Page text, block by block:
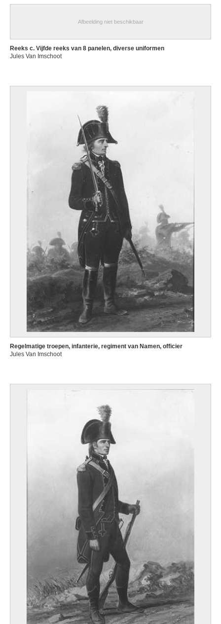
Afbeelding niet beschikbaar
Reeks c. Vijfde reeks van 8 panelen, diverse uniformen
Jules Van Imschoot
Regelmatige troepen, infanterie, regiment van Namen, officier
Jules Van Imschoot